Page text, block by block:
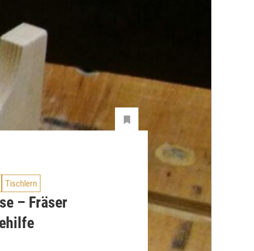
Tischlern
– Fräser